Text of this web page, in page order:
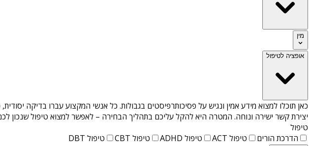
מין
אופציה לטיפול
כאן תוכלו למצוא מידע אמין ונגיש על פסיכותרפיסטים בגבולות. כל אנשי המקצוע עברו בדיקה
יצירת קשר ישירה ונוחה. המטרה היא להקל עליכם בתהליך הבחירה – לאפשר למצוא טיפול שנכון
טיפול
הדרכת הורים
טיפול ACT טיפול ADHD טיפול CBT טיפול DBT